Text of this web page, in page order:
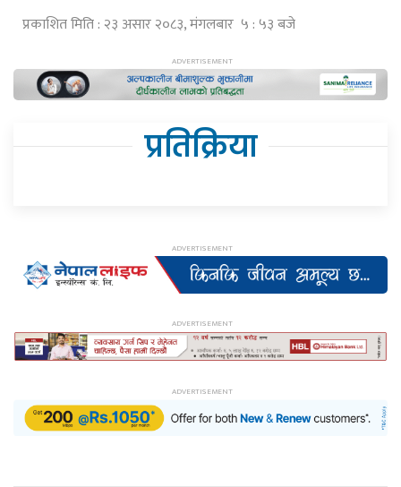
प्रकाशित मिति : २३ असार २०८३, मंगलबार ५ : ५३ बजे
प्रतिक्रिया